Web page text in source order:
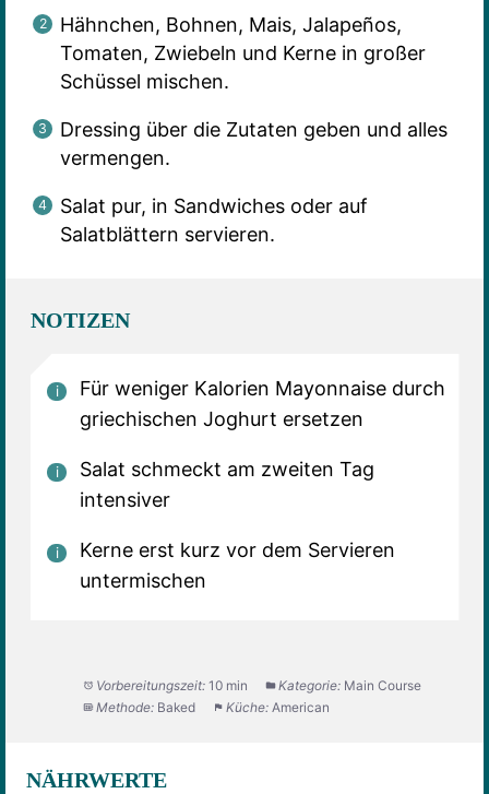
Hähnchen, Bohnen, Mais, Jalapeños,
Tomaten, Zwiebeln und Kerne in großer
Schüssel mischen.
Dressing über die Zutaten geben und alles
vermengen.
Salat pur, in Sandwiches oder auf
Salatblättern servieren.
NOTIZEN
Für weniger Kalorien Mayonnaise durch
griechischen Joghurt ersetzen
Salat schmeckt am zweiten Tag
intensiver
Kerne erst kurz vor dem Servieren
untermischen
Vorbereitungszeit: 10 min Kategorie: Main Course
Methode: Baked Küche: American
NÄHRWERTE